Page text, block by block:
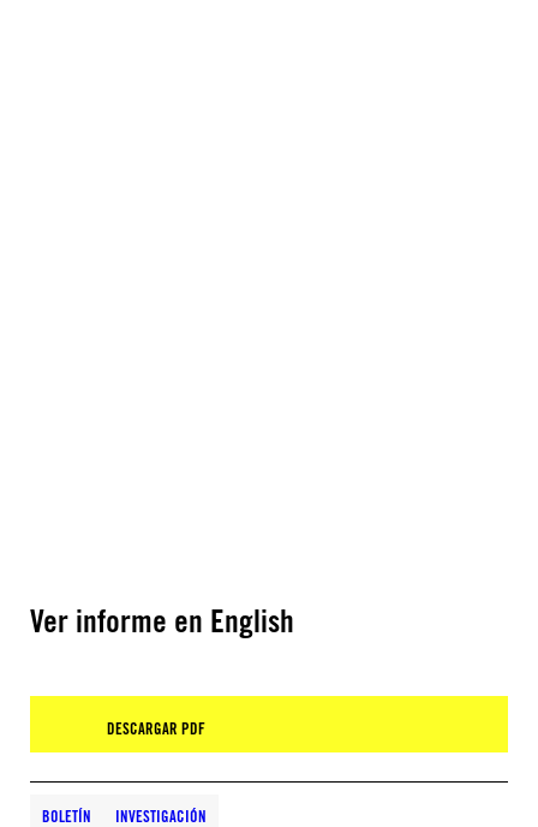
Ver informe en English
DESCARGAR PDF
BOLETÍN INVESTIGACIÓN